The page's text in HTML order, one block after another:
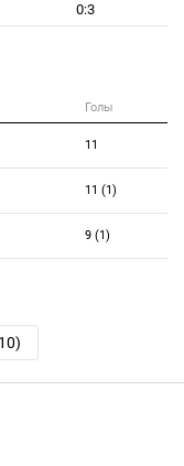
0:3
Голы
11
11 (1)
9 (1)